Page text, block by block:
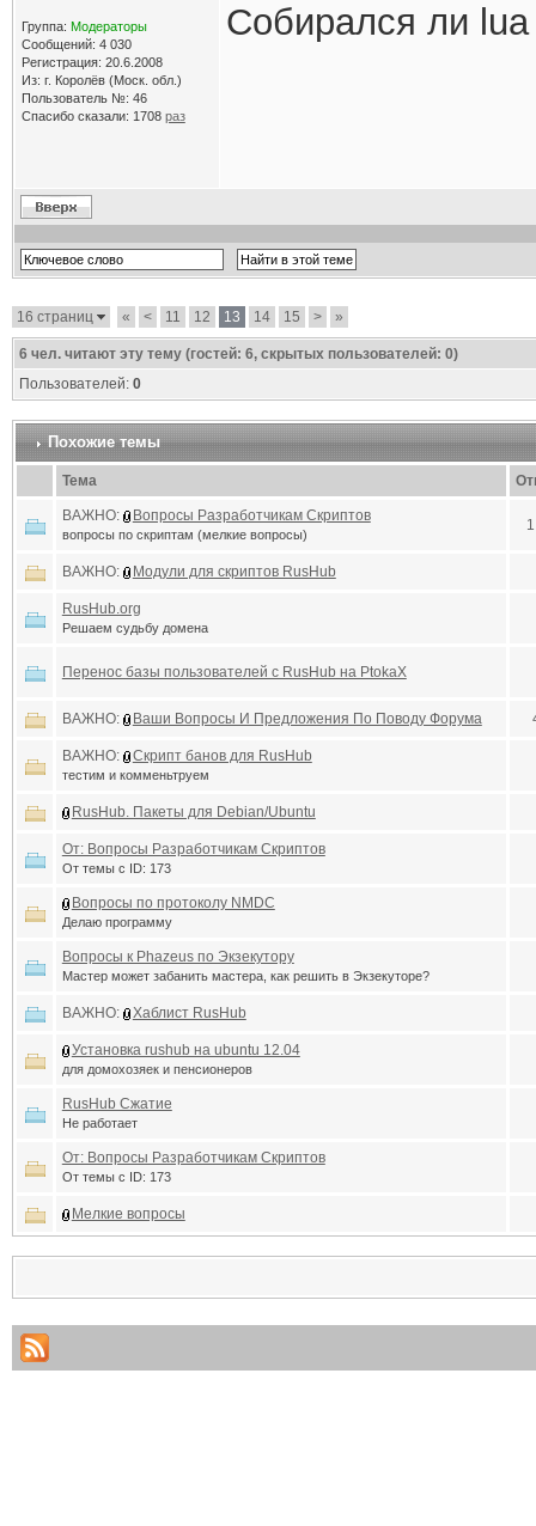
Группа: Модераторы
Сообщений: 4 030
Регистрация: 20.6.2008
Из: г. Королёв (Моск. обл.)
Пользователь №: 46
Спасибо сказали: 1708 раз
Собирался ли
16 страниц « < 11 12 13 14 15 > »
6 чел. читают эту тему (гостей: 6, скрытых пользователей: 0)
Пользователей: 0
Похожие темы
Тема
ВАЖНО: Вопросы Разработчикам Скриптов
вопросы по скриптам (мелкие вопросы)
ВАЖНО: Модули для скриптов RusHub
RusHub.org
Решаем судьбу домена
Перенос базы пользователей с RusHub на PtokaX
ВАЖНО: Ваши Вопросы И Предложения По Поводу Форума
ВАЖНО: Скрипт банов для RusHub
тестим и комменьтруем
RusHub. Пакеты для Debian/Ubuntu
От: Вопросы Разработчикам Скриптов
От темы с ID: 173
Вопросы по протоколу NMDC
Делаю программу
Вопросы к Phazeus по Экзекутору
Мастер может забанить мастера, как решить в Экзекуторе?
ВАЖНО: Хаблист RusHub
Установка rushub на ubuntu 12.04
для домохозяек и пенсионеров
RusHub Сжатие
Не работает
От: Вопросы Разработчикам Скриптов
От темы с ID: 173
Мелкие вопросы